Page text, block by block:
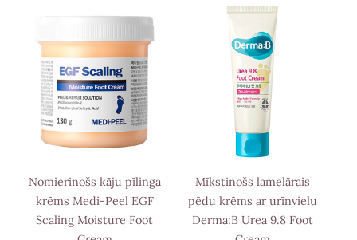
Nomierinošs kāju pīlinga
krēms Medi-Peel EGF
Scaling Moisture Foot
Mīkstinošs lamelārais
pēdu krēms ar urīnvielu
Derma:B Urea 9.8 Foot